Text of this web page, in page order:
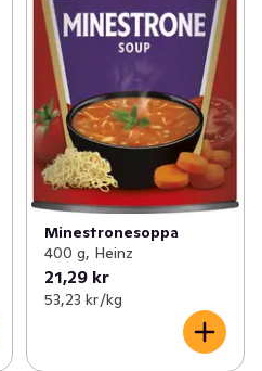
Minestronesoppa
400 g, Heinz
21,29 kr
53,23 kr /kg